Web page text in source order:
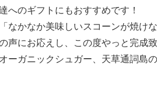
へのギフトにもおすすめです！
なかなか美味しいスコーンが焼け
声にお応えし、この度やっと完成致
ーガニックシュガー、天草通詞島